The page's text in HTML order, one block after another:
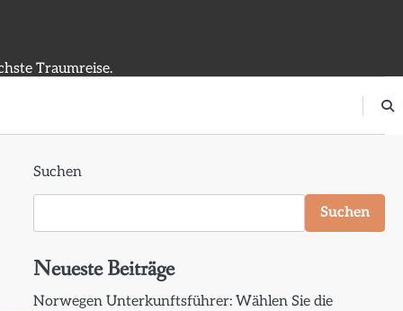
Traumreise.
Suchen
Suchen
Neueste Beiträge
Norwegen Unterkunftsführer: Wählen Sie die